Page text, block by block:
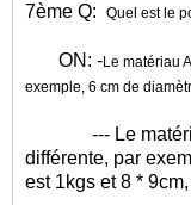
7ème Q: Quel est le
ON: -Le matériau
exemple, 6 cm de
--- Le matériau
différente, par
est 1kgs et 8 *